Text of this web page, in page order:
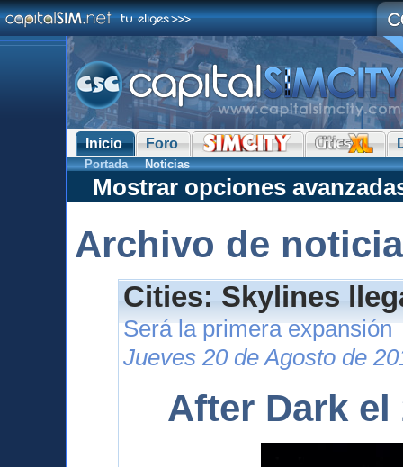
Inicio Foro
Portada Noticias
Mostrar opciones
Archivo de
Cities: Skylines
Será la primera expansión
Jueves 20 de Agosto de
After Dark el